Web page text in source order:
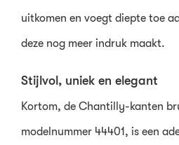
uitkomen en voegt diepte toe
deze nog meer indruk maakt.
Stijlvol, uniek en elegant
Kortom, de Chantilly-kanten
modelnummer 44401, is een